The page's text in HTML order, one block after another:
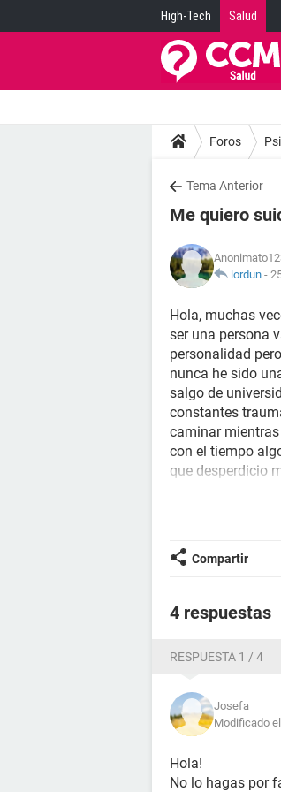
High-Tech Salud
Foros
Tema Anterior
Me quiero
lordun -
Hola, muchas
ser una persona
personalidad
nunca he sido
salgo de
constantes
caminar
con el tiempo
que desperdicio
sentirme así al
ofreciera un
Compartir
4 respuestas
RESPUESTA 1 / 4
Josefa
Modificado
Hola!
No lo hagas por